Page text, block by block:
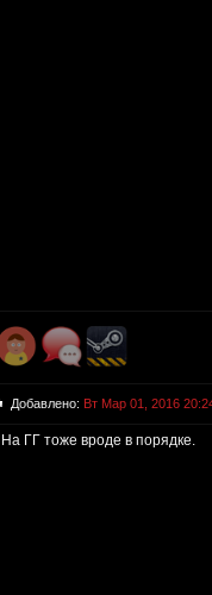
Добавлено: Вт Мар 01, 2016
На ГГ тоже вроде в порядке.